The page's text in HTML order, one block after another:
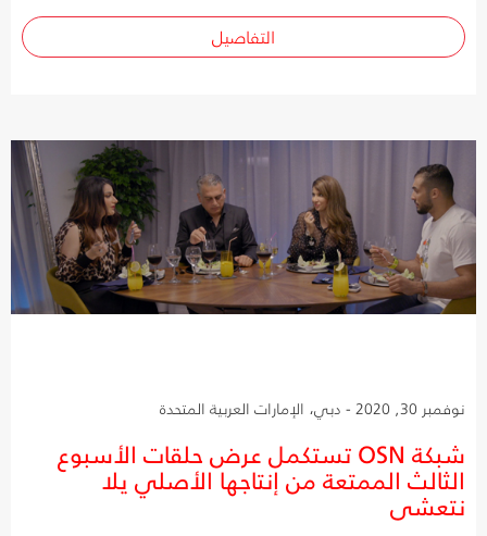
التفاصيل
نوفمبر 30, 2020 - دبي، الإمارات العربية المتحدة
شبكة OSN تستكمل عرض حلقات الأسبوع
الثالث الممتعة من إنتاجها الأصلي يلا
نتعشى